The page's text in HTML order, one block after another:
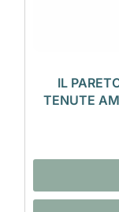
IL
TENUTE